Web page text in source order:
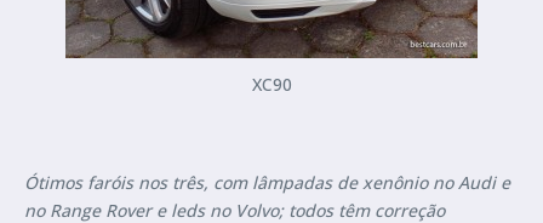
XC90
Ótimos faróis nos três, com lâmpadas de xenônio no Audi e
no Range Rover e leds no Volvo; todos têm correção